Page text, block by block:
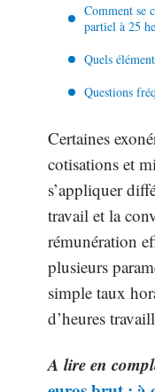
Comment se
partiel à 25
Questions
Certaines
cotisations et
s’appliquer
travail et la
rémunération
plusieurs
simple taux
d’heures
A lire en